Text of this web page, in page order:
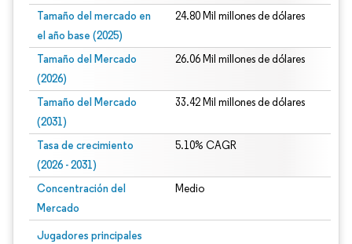
Tamaño del mercado en
el año base (2025)
24.80 Mil millones de dólares
Tamaño del Mercado
(2026)
26.06 Mil millones de dólares
Tamaño del Mercado
(2031)
33.42 Mil millones de dólares
Tasa de crecimiento
(2026 - 2031)
5.10% CAGR
Concentración del
Mercado
Medio
Jugadores principales
Imagen © Mordor Intelligence. El uso requiere atribución según CC BY 4.0.